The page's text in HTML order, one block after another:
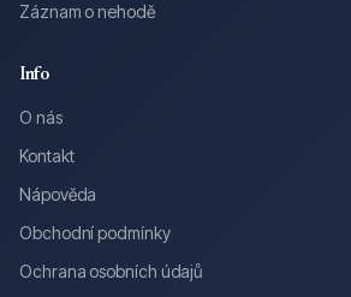
Záznam o nehodě
Info
O nás
Kontakt
Nápověda
Obchodní podmínky
Ochrana osobních údajů